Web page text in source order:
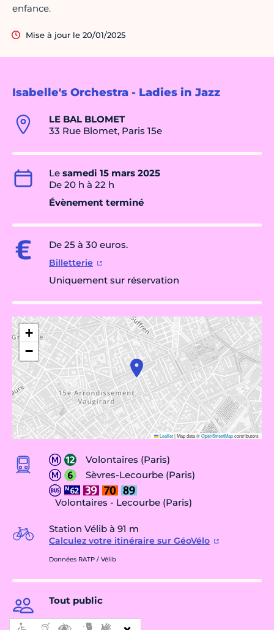
Isabelle's Orchestra - Ladies in Jazz
LE BAL BLOMET
33 Rue Blomet, Paris 15e
Le samedi 15 mars 2025
De 20 h à 22 h
Évènement terminé
De 25 à 30 euros.
Billetterie
Uniquement sur réservation
+
−
Leaflet|Map data ©OpenStreetMapcontributors
Volontaires (Paris)
Sèvres-Lecourbe (Paris)
Volontaires - Lecourbe (Paris)
Station Vélib à 91 m
Calculez votre itinéraire sur GéoVélo
Données RATP / Vélib
Tout public
enfance.
Mise à jour le 20/01/2025